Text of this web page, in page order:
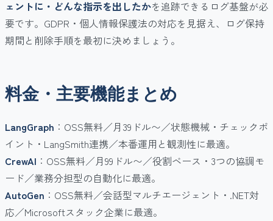
ェントに・どんな指示を出したかを追跡できるログ基盤が必
要です。GDPR・個人情報保護法の対応を見据え、ログ保持
期間と削除手順を最初に決めましょう。
料金・主要機能まとめ
LangGraph ：OSS無料／月39ドル〜／状態機械・チェックポ
イント・LangSmith連携／本番運用と観測性に最適。
CrewAI ：OSS無料／月99ドル〜／役割ベース・3つの協調モ
ード／業務分担型の自動化に最適。
AutoGen ：OSS無料／会話型マルチエージェント・.NET対
応／Microsoftスタック企業に最適。